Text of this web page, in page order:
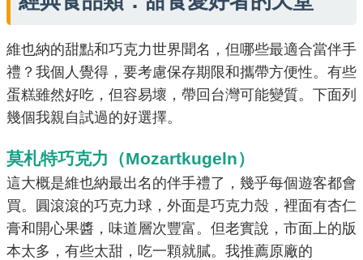
維也納的甜點和巧克力世界聞名，但哪些最適合當伴手
禮？我個人覺得，要考慮保存期限和攜帶方便性。有些
蛋糕雖然好吃，但容易壞，帶回台灣可能變質。下面列
幾個我親自試過的好選擇。
莫札特巧克力（Mozartkugeln）
這大概是維也納最出名的伴手禮了，幾乎每個遊客都會
買。圓滾滾的巧克力球，外面是巧克力殼，裡面有杏仁
膏和開心果醬，味道層次豐富。但老實說，市面上的版
本太多，有些太甜，吃一顆就膩。我推薦原廠的